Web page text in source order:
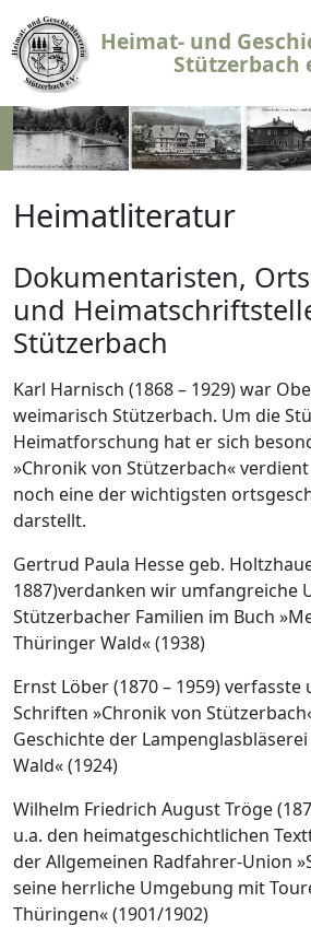
Direkt zum Inhalt springen
Heimat- und
Stützerbach
Heimatliteratur
Dokumentaristen,
und
Stützerbach
Karl Harnisch (1868 – 1929) war
weimarisch Stützerbach. Um die
Heimatforschung hat er sich
»Chronik von Stützerbach«
noch eine der wichtigsten
darstellt.
Gertrud Paula Hesse geb.
1887)verdanken wir umfangreiche
Stützerbacher Familien im Buch
Thüringer Wald« (1938)
Ernst Löber (1870 – 1959)
Schriften »Chronik von
Geschichte der
Wald« (1924)
Wilhelm Friedrich August Tröge
u.a. den heimatgeschichtlichen
der Allgemeinen Radfahrer-Union
seine herrliche Umgebung mit
Thüringen« (1901/1902)